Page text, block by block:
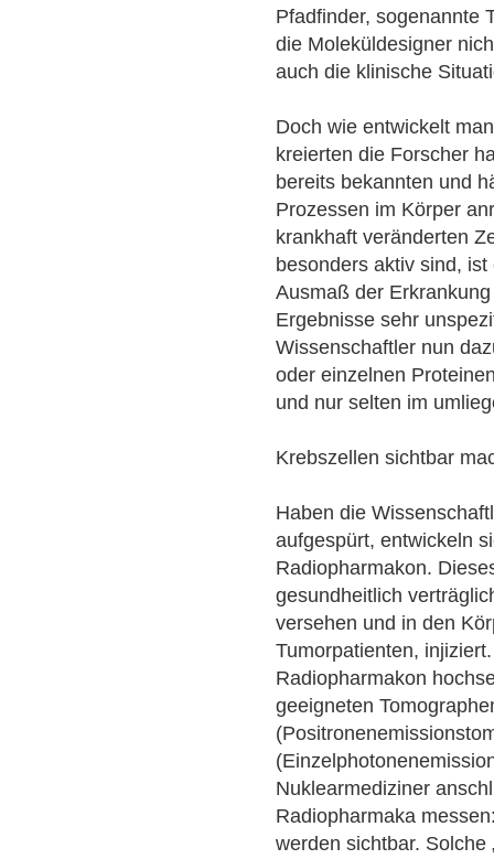
Pfadfinder, sogenannte
die Moleküldesigner
auch die klinische
Doch wie entwickelt
kreierten die Forscher
bereits bekannten und
Prozessen im Körper
krankhaft veränderten
besonders aktiv sind,
Ausmaß der
Ergebnisse sehr
Wissenschaftler nun
oder einzelnen
und nur selten im
Krebszellen sichtbar
Haben die
aufgespürt, entwickeln
Radiopharmakon.
gesundheitlich
versehen und in den
Tumorpatienten,
Radiopharmakon
geeigneten
Nuklearmediziner
Radiopharmaka
werden sichtbar.